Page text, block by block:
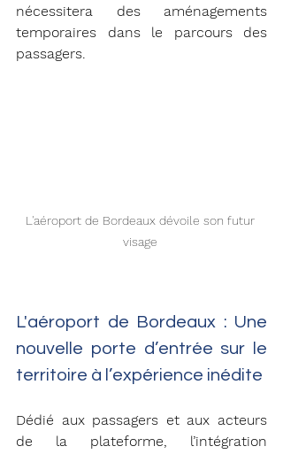
nécessitera des aménagements
temporaires dans le parcours des
passagers.
L'aéroport de Bordeaux dévoile son futur
visage
L'aéroport de Bordeaux : Une
nouvelle porte d’entrée sur le
territoire à l’expérience inédite
Dédié aux passagers et aux acteurs
de la plateforme, l’intégration